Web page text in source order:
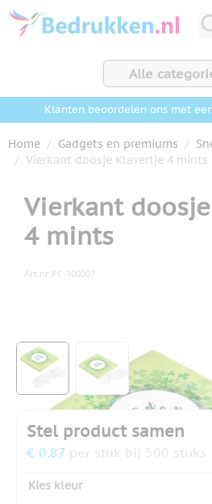
Ga naar de inhoud
Alle
Klanten beoordelen ons met een
Home / Gadgets en premiums /
/ Vierkant doosje Klavertje 4 mints
Vierkant
4 mints
Art.nr. PC-100007
View larger imageView larger image
Stel product samen
€ 0,87 per stuk bij 500 stuks
Kies kleur